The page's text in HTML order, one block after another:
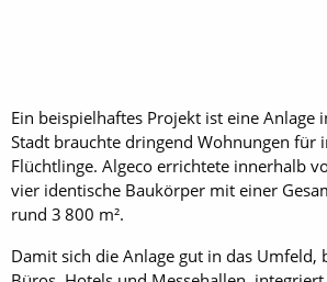
Ein beispielhaftes Projekt ist eine Anlage
Stadt brauchte dringend Wohnungen für
Flüchtlinge. Algeco errichtete ­innerhalb
vier identische Baukörper mit einer
rund 3 800 m².
Damit sich die Anlage gut in das Umfeld,